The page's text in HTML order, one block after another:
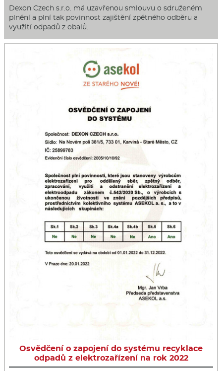
Dexon Czech s.r.o. má uzavřenou smlouvu o sdruženém
plnění a plní tak povinnost zajištění zpětného odběru a
využití odpadů z obalů.
Osvědčení o zapojení do systému recyklace
odpadů z elektrozařízení na rok 2022